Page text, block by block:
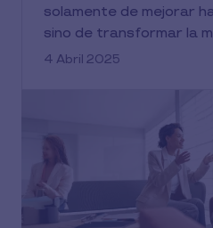
solamente de mejorar
sino de transformar la
4 Abril 2025